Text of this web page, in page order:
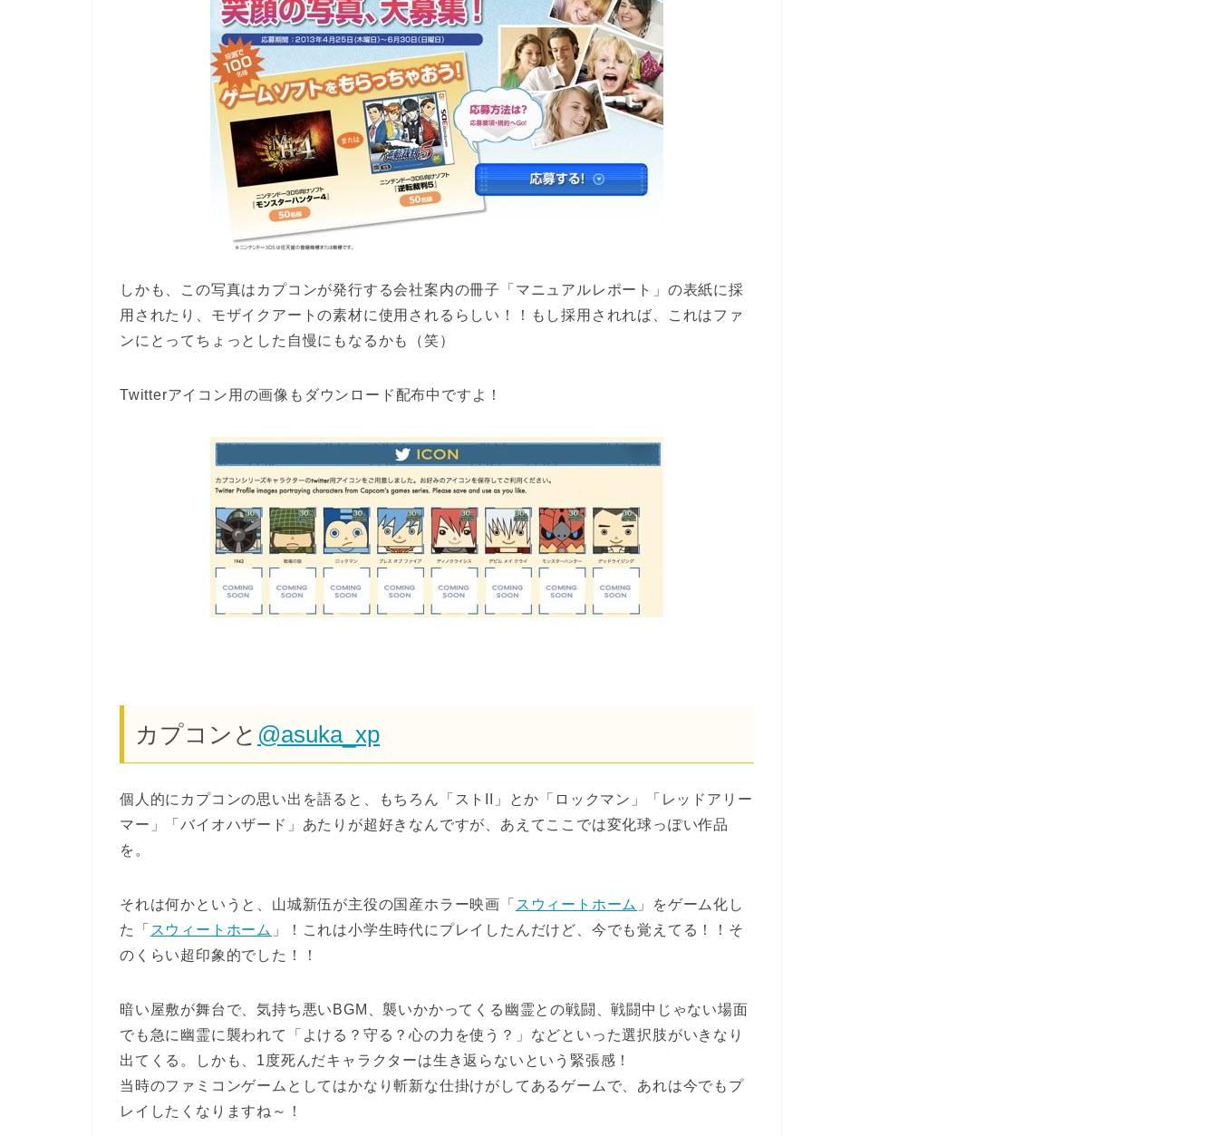
しかも、この写真はカプコンが発行する会社案内の冊子「マニュアルレポート」の表紙に採
用されたり、モザイクアートの素材に使用されるらしい！！もし採用されれば、これはファ
ンにとってちょっとした自慢にもなるかも（笑）
Twitterアイコン用の画像もダウンロード配布中ですよ！
カプコンと @asuka_xp
個人的にカプコンの思い出を語ると、もちろん「ストII」とか「ロックマン」「レッドアリー
マー」「バイオハザード」あたりが超好きなんですが、あえてここでは変化球っぽい作品
を。
それは何かというと、山城新伍が主役の国産ホラー映画「 スウィートホーム 」をゲーム化し
た「 スウィートホーム 」！これは小学生時代にプレイしたんだけど、今でも覚えてる！！そ
のくらい超印象的でした！！
暗い屋敷が舞台で、気持ち悪いBGM、襲いかかってくる幽霊との戦闘、戦闘中じゃない場面
でも急に幽霊に襲われて「よける？守る？心の力を使う？」などといった選択肢がいきなり
出てくる。しかも、1度死んだキャラクターは生き返らないという緊張感！
当時のファミコンゲームとしてはかなり斬新な仕掛けがしてあるゲームで、あれは今でもプ
レイしたくなりますね～！